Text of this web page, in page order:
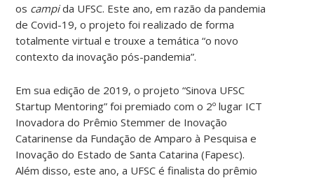
os campida UFSC. Este ano, em razão da pandemia
de Covid-19, o projeto foi realizado de forma
totalmente virtual e trouxe a temática “o novo
contexto da inovação pós-pandemia”.
Em sua edição de 2019, o projeto “Sinova UFSC
Startup Mentoring” foi premiado com o 2º lugar ICT
Inovadora do Prêmio Stemmer de Inovação
Catarinense da Fundação de Amparo à Pesquisa e
Inovação do Estado de Santa Catarina (Fapesc).
Além disso, este ano, a UFSC é finalista do prêmio